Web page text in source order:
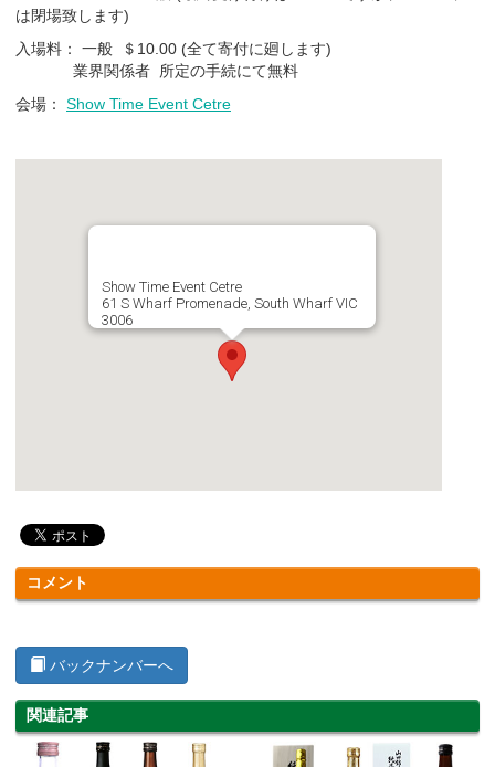
は閉場致します)
入場料： 一般 ＄10.00 (全て寄付に廻します)
業界関係者 所定の手続にて無料
会場： Show Time Event Cetre
Show Time Event Cetre
61 S Wharf Promenade, South Wharf VIC
3006
コメント
バックナンバーへ
関連記事